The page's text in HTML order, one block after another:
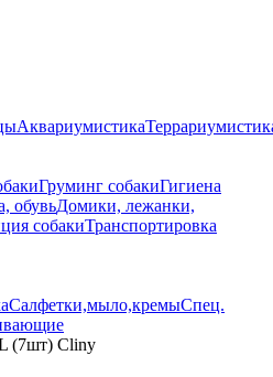
Аквариумистика
Груминг собакиГигиена
обувьДомики, лежанки,
собакиТранспортировка
Салфетки,мыло,кремыСпец.
(7шт) Cliny